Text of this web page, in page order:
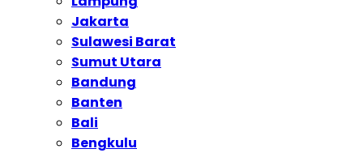
Jakarta
Sulawesi Barat
Sumut Utara
Bandung
Banten
Bali
Bengkulu